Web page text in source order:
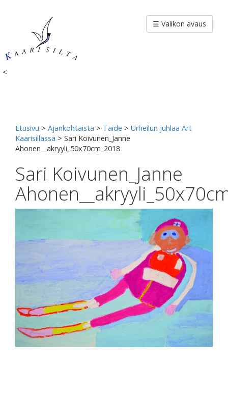
<
☰ Valikon avaus
Etusivu > Ajankohtaista > Taide > Urheilun juhlaa Art
Kaarisillassa > Sari Koivunen_Janne
Ahonen__akryyli_50x70cm_2018
Sari Koivunen_Janne